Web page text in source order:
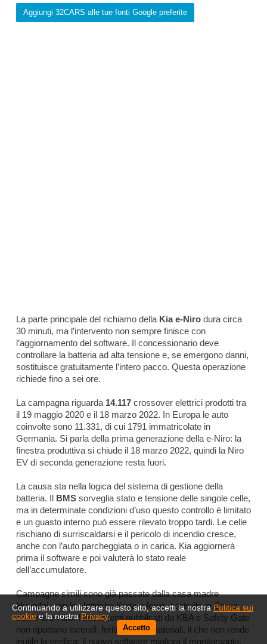
Aggiungi 32CARS alle tue fonti Google preferite
La parte principale del richiamo della Kia e-Niro dura circa
30 minuti, ma l’intervento non sempre finisce con
l’aggiornamento del software. Il concessionario deve
controllare la batteria ad alta tensione e, se emergono danni,
sostituisce gratuitamente l’intero pacco. Questa operazione
richiede fino a sei ore.
La campagna riguarda 14.117 crossover elettrici prodotti tra
il 19 maggio 2020 e il 18 marzo 2022. In Europa le auto
coinvolte sono 11.331, di cui 1791 immatricolate in
Germania. Si parla della prima generazione della e-Niro: la
finestra produttiva si chiude il 18 marzo 2022, quindi la Niro
EV di seconda generazione resta fuori.
La causa sta nella logica del sistema di gestione della
batteria. Il BMS sorveglia stato e tensione delle singole celle,
ma in determinate condizioni d’uso questo controllo è limitato
e un guasto interno può essere rilevato troppo tardi. Le celle
rischiano di surriscaldarsi e il pericolo di incendio cresce,
anche con l’auto parcheggiata o in carica. Kia aggiornerà
prima il software e poi valuterà lo stato reale
dell’accumulatore.
Campagne simili sono già passate dalla casa madre
Hyundai, con le elettriche Kona e Ioniq, costruite in Corea
come la e-Niro. I documenti pubblicati da KBA e Safety Gate
non riportano incendi, feriti o danni materiali, il che non rende
inutile la verifica: il nuovo software migliora il monitoraggio,
Continuando a utilizzare questo sito, accetti la nostra Politica sui
cookiee la nostraPrivacy.
Accetto